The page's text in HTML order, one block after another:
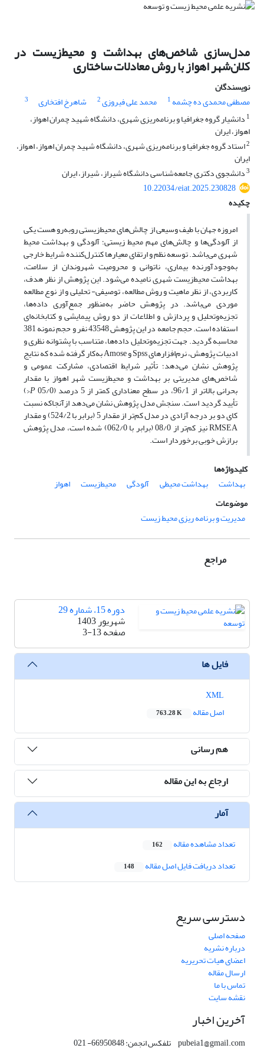
مدل‌سازی شاخص‌های بهداشت و محیط‌زیست در
کلان‌شهر اهواز با روش معادلات ساختاری
نویسندگان
مصطفی محمدی ده چشمه 1 محمد علی فیروزی2 شاهرخ افتخاری
3
1 دانشیار گروه جغرافیا و برنامه‌ریزی شهری، دانشگاه شهید چمران اهواز،
اهواز، ایران
2استاد گروه جغرافیا و برنامه‌ریزی شهری، دانشگاه شهید چمران اهواز، اهواز،
ایران
3دانشجوی دکتری جامعه‌شناسی دانشگاه شیراز، شیراز، ایران
10.22034/eiat.2025.230828
چکیده
امروزه جهان با طیف وسیعی از چالش‌های ‌محیط‌زیستی روبه‌رو هست یکی
از آلودگی‌ها و چالش‌های مهم ‌محیط زیستی؛ آلودگی و بهداشت محیط
شهری می‌باشد. توسعه نظم و ارتقای معیارها کنترل‌کننده شرایط خارجی
به‌وجودآورنده بیماری، ناتوانی و محرومیت شهروندان از سلامت،
بهداشت محیط‌زیست شهری نامیده می‌شود. این پژوهش از نظر هدف،
کاربردی، از نظر ماهیت و روش مطالعه، توصیفی- تحلیلی و از نوع مطالعه
موردی می‌باشد. در پژوهش حاضر به‌منظور جمع‌‌آوری داده‌‌ها،
تجزیه‌وتحلیل و پردازش و اطلاعات از دو روش پیمایشی و کتابخانه‌ای
استفاده است. حجم جامعه در این پژوهش 43548 نفر و حجم نمونه 381
محاسبه گردید. جهت تجزیه‌وتحلیل داده‌ها، متناسب با پشتوانه نظری و
ادبیات پژوهش، نرم‌افزارهای Spss و Amose به‌کار گرفته ‌شده که نتایج
پژوهش نشان می‌دهد؛ تأثیر شرایط اقتصادی، مشارکت عمومی و
شاخص‌های مدیریتی بر بهداشت و محیط‌زیست شهر اهواز با مقدار
بحرانی بالاتر از 96/1، در سطح معناداری کمتر از 5 درصد (05/0 P
<)
تأیید گردید است. سنجش مدل پژوهش نشان می‌دهد ازآنجاکه نسبت
کای دو بر درجه آزادی در مدل کم‌‌تر از مقدار 5 (برابر با 524/2) و مقدار
RMSEA نیز کم‌‌تر از 08/0 (برابر با 062/0) شده است، مدل پژوهش
برازش خوبی برخوردار است.
کلیدواژه‌ها
بهداشت
بهداشت محیطی آلودگی محیط‌زیست
اهواز
موضوعات
مدیریت و برنامه ریزی محیط زیست
مراجع
دوره 15، شماره 29
شهریور 1403
صفحه3-13
فایل ها
اصل مقاله
763.28 K
هم رسانی
ارجاع به این مقاله
آمار
تعداد مشاهده مقاله 162
تعداد دریافت فایل اصل مقاله 148
دسترسی سریع
صفحه اصلی
درباره نشریه
اعضای هیات تحریریه
ارسال مقاله
تماس با ما
نقشه سایت
آخرین اخبار
pubeia1@gmail.com تلفکس انجمن: 66950848- 021